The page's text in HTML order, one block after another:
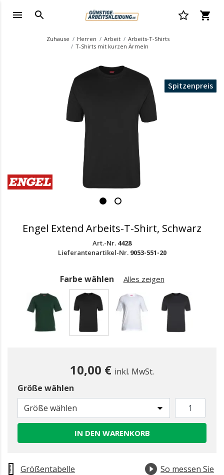
Zuhause Herren Arbeit
Arbeits-T-Shirts
T-Shirts mit kurzen Ärmeln
Spitzenpreis
Engel Extend Arbeits-T-Shirt, Schwarz
Art.-Nr. 4428
Lieferantenartikel-Nr. 9053-551-20
Farbe wählen Alles zeigen
10,00 € inkl. MwSt.
Größe wählen
Größe wählen
IN DEN WARENKORB
Größentabelle
So messen Sie